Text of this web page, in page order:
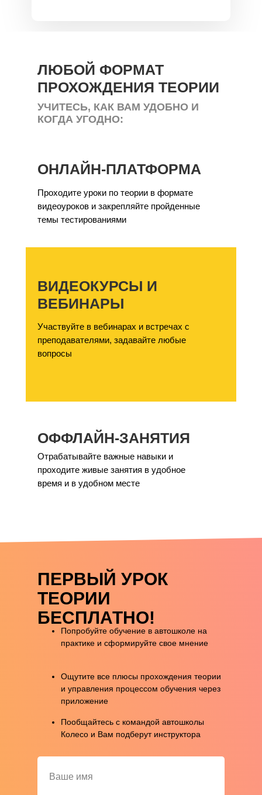
ЛЮБОЙ ФОРМАТ
ПРОХОЖДЕНИЯ ТЕОРИИ
УЧИТЕСЬ, КАК ВАМ УДОБНО И
КОГДА УГОДНО:
ОНЛАЙН-ПЛАТФОРМА
ВИДЕОКУРСЫ И
ВЕБИНАРЫ
ОФФЛАЙН-ЗАНЯТИЯ
Проходите уроки по теории в формате
видеоуроков и закрепляйте пройденные
темы тестированиями
Участвуйте в вебинарах и встречах с
преподавателями, задавайте любые
вопросы
Отрабатывайте важные навыки и
проходите живые занятия в удобное
время и в удобном месте
ПЕРВЫЙ УРОК
ТЕОРИИ
БЕСПЛАТНО!
Попробуйте обучение в автошколе на
практике и сформируйте свое мнение
Ощутите все плюсы прохождения теории
и управления процессом обучения через
приложение
Пообщайтесь с командой автошколы
Колесо и Вам подберут инструктора